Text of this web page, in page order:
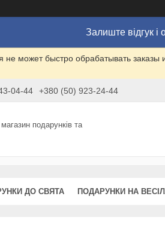
Залиште відгук
не может быстро обрабатывать
04-44 +380 (50) 923-24-44
магазин подарунків та
ДО СВЯТА ПОДАРУНКИ НА